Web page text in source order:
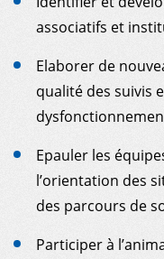
associatifs et
Elaborer de
qualité des suivis
Epauler les
l’orientation des
des parcours de
Participer à